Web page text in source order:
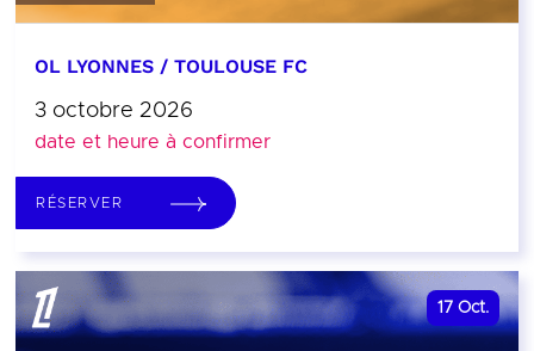
OL LYONNES / TOULOUSE FC
3 octobre 2026
date et heure à confirmer
RÉSERVER
17 Oct.